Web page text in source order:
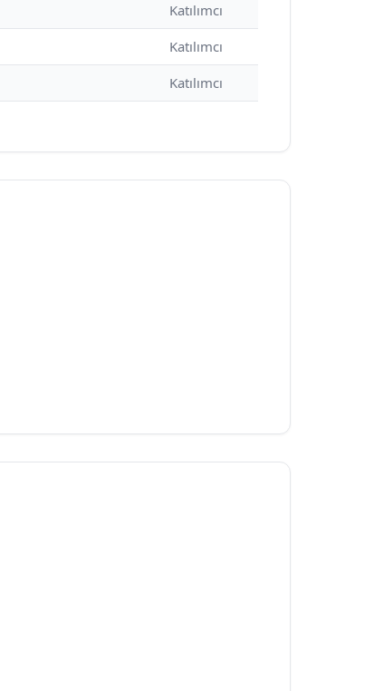
Katılımcı
Katılımcı
Katılımcı